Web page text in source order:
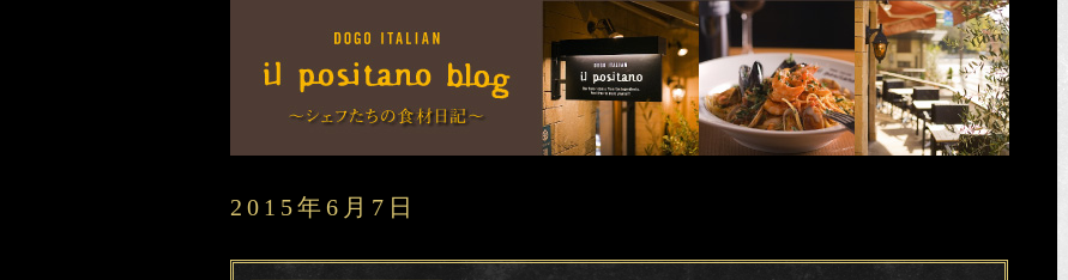
2015年6月7日